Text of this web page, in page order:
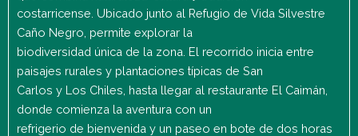
costarricense. Ubicado junto al Refugio de Vida Silvestre
Caño Negro, permite explorar la
biodiversidad única de la zona. El recorrido inicia entre
paisajes rurales y plantaciones típicas de San
Carlos y Los Chiles, hasta llegar al restaurante El Caimán,
donde comienza la aventura con un
refrigerio de bienvenida y un paseo en bote de dos horas